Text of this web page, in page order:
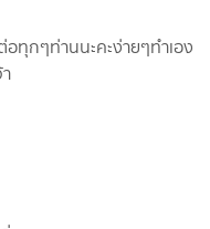
ทุกๆท่านนะคะง่ายๆทำเอง